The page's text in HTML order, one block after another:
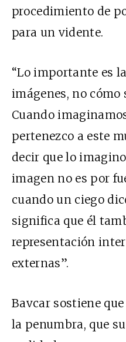
procedimiento de
para un vidente.
“Lo importante es
imágenes, no cómo
Cuando
pertenezco a este
decir que lo
imagen no es por
cuando un ciego
significa que él
representación
externas”.
Bavcar sostiene
la penumbra, que